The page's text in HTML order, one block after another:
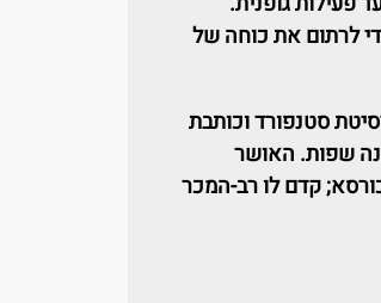
לרתום את כוחה של
סטנפורד וכותבת
שפות. האושר
קדם לו רב-המכר